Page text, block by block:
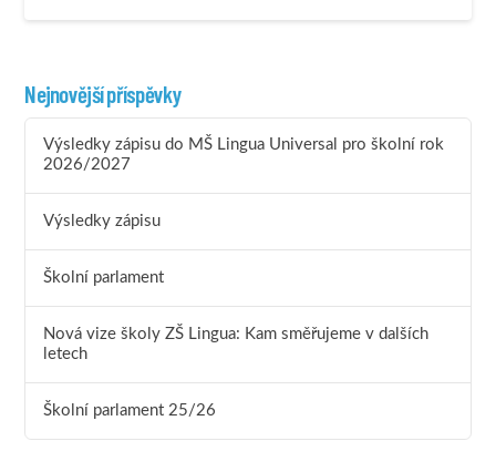
Nejnovější příspěvky
Výsledky zápisu do MŠ Lingua Universal pro školní rok
2026/2027
Výsledky zápisu
Školní parlament
Nová vize školy ZŠ Lingua: Kam směřujeme v dalších
letech
Školní parlament 25/26